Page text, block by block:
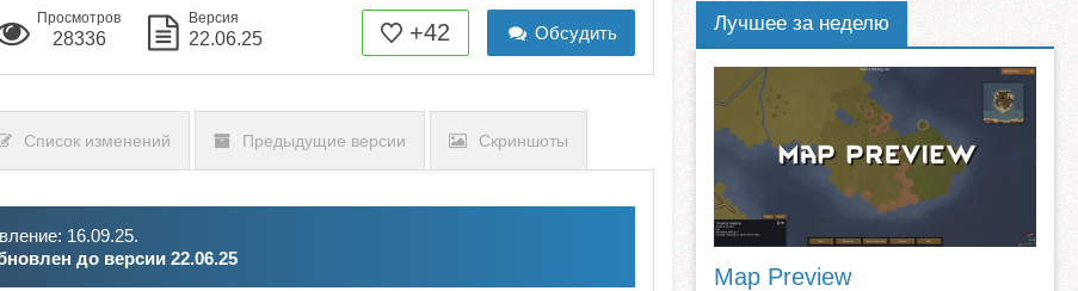
Просмотров
28336
Версия
22.06.25 +42 Обсудить
Список изменений Предыдущие версии Скриншоты
16.09.25.
до версии 22.06.25
Лучшее за неделю
Map Preview